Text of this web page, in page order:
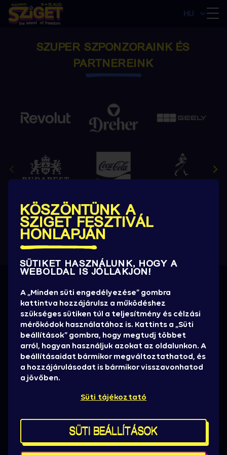
HU
SZUPER SZPONZORAINK ÉS
PARTNEREINK
Információra éhezel?
Értesülj elsőként az új előadókról, promóciókról,
játékok, jegyakciókról, hasznos infókról!
HÍRLEVELET KÉREK
Sajtó
Sziget stáb
Brand partnereknek
Süti beállítások
Térképek
KÖSZÖNTÜNK A
SZIGET FESZTIVÁL
HONLAPJÁN
SÜTIKET HASZNÁLUNK, HOGY A
WEBOLDAL IS JÓLLAKJON!
A „Minden süti engedélyezése” gombra
kattintva hozzájárulsz a működéshez
szükséges sütiken túl a teljesítmény és célzási
mérőkódok használatához is. Kattints a „Süti
beállítások” gombra, hogy megtudj többet
arról, hogyan használjuk azokat az oldalunkon. A
beállításaidat bármikor megváltoztathatod, és
a hozzájárulásodat is bármikor visszavonhatod
a jövőben.
Süti tájékoztató
SÜTI BEÁLLÍTÁSOK